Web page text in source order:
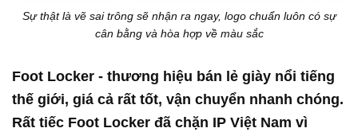
Sự thật là vẽ sai trông sẽ nhận ra ngay, logo chuẩn luôn có sự
cân bằng và hòa hợp về màu sắc
Foot Locker - thương hiệu bán lẻ giày nổi tiếng
thế giới, giá cả rất tốt, vận chuyển nhanh chóng.
Rất tiếc Foot Locker đã chặn IP Việt Nam vì